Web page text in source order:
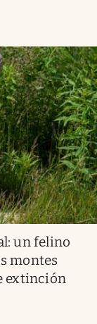
un felino
montes
extinción